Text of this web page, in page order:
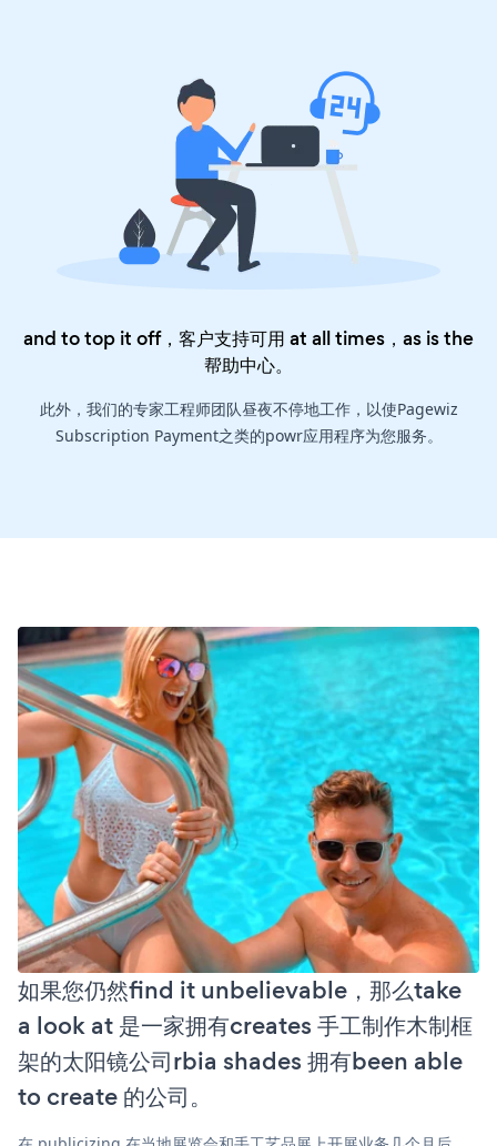
and to top it off，客户支持可用 at all times，as is the
帮助中心。
此外，我们的专家工程师团队昼夜不停地工作，以使Pagewiz
Subscription Payment之类的powr应用程序为您服务。
如果您仍然find it unbelievable，那么take
a look at 是一家拥有creates 手工制作木制框
架的太阳镜公司rbia shades 拥有been able
to create 的公司。